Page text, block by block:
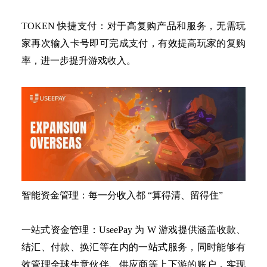
TOKEN 快捷支付：对于高复购产品和服务，无需玩
家再次输入卡号即可完成支付，有效提高玩家的复购
率，进一步提升游戏收入。
智能资金管理：每一分收入都 “算得清、留得住”
一站式资金管理： UseePay 为 W 游戏提供涵盖收款、
结汇、付款、换汇等在内的一站式服务，同时能够有
效管理全球生意伙伴、供应商等上下游的账户，实现